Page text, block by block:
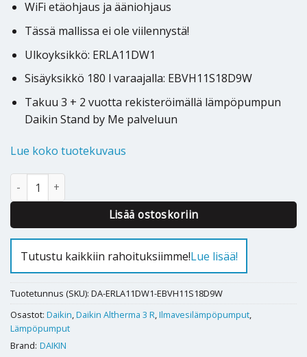
WiFi etäohjaus ja ääniohjaus
Tässä mallissa ei ole viilennystä!
Ulkoyksikkö: ERLA11DW1
Sisäyksikkö 180 l varaajalla: EBVH11S18D9W
Takuu 3 + 2 vuotta rekisteröimällä lämpöpumpun
Daikin Stand by Me palveluun
Lue koko tuotekuvaus
Ilmavesilämpöpumppu Daikin Altherma 3R F 11kW 180l määrä
Lisää ostoskoriin
Alternative:
Tutustu kaikkiin rahoituksiimme!Lue lisää!
Tuotetunnus (SKU): DA-ERLA11DW1-EBVH11S18D9W
Osastot: Daikin,Daikin Altherma 3 R,Ilmavesilämpöpumput,
Lämpöpumput
Brand: DAIKIN